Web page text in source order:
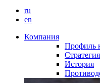
ru
en
Компания
Профиль
История